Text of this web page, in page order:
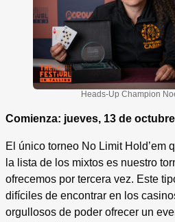
Heads-Up Champion
Comienza: jueves, 13 de
El único torneo No Limit Hold’em
la lista de los mixtos es nuestro
ofrecemos por tercera vez. Este
difíciles de encontrar en los
orgullosos de poder ofrecer un